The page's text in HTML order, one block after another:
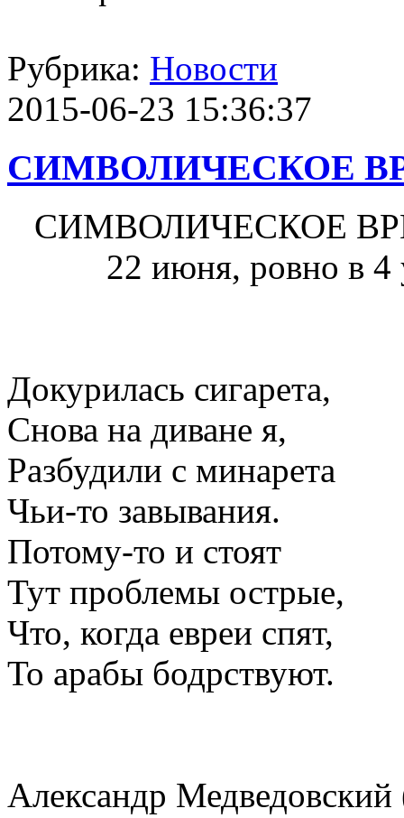
Рубрика: Новости
2015-06-23 15:36:37
СИМВОЛИЧЕСКОЕ
СИМВОЛИЧЕСКОЕ
22 июня, ровно в 4
Докурилась сигарета,
Снова на диване я,
Разбудили с минарета
Чьи-то завывания.
Потому-то и стоят
Тут проблемы острые,
Что, когда евреи спят,
То арабы бодрствуют.
Александр